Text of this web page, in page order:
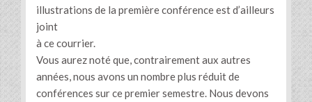
illustrations de la première conférence est d’ailleurs
joint
à ce courrier.
Vous aurez noté que, contrairement aux autres
années, nous avons un nombre plus réduit de
conférences sur ce premier semestre. Nous devons